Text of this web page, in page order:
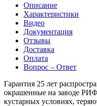
Описание
Характеристики
Видео
Документация
Отзывы
Доставка
Оплата
Вопрос – Ответ
Гарантия 25 лет
окрашенные на заводе
кустарных условиях,